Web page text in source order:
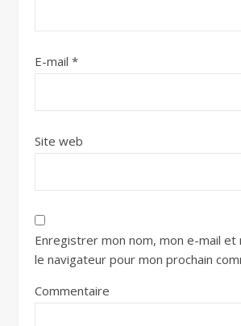
E-mail *
Site web
Enregistrer mon nom, mon e-mail et
le navigateur pour mon prochain
Commentaire